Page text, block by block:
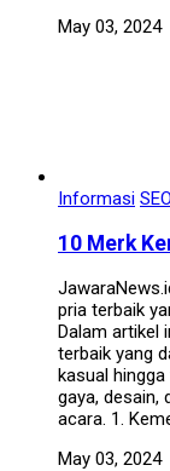
May 03, 2024
Informasi SEO
10 Merk
pria terbaik
Dalam artikel
terbaik yang
kasual
gaya, desain,
acara. 1.
May 03, 2024